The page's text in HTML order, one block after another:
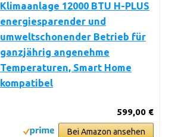
Klimaanlage 12000 BTU H-PLUS
energiesparender und
umweltschonender Betrieb für
ganzjährig angenehme
Temperaturen, Smart Home
kompatibel
599,00 €
Bei Amazon ansehen